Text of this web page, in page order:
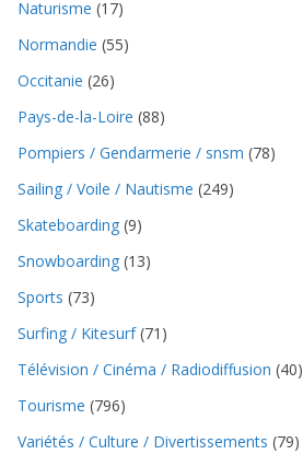
Naturisme (17)
Normandie (55)
Occitanie (26)
Pays-de-la-Loire (88)
Pompiers / Gendarmerie / snsm (78)
Sailing / Voile / Nautisme (249)
Skateboarding (9)
Snowboarding (13)
Sports (73)
Surfing / Kitesurf(71)
Télévision / Cinéma / Radiodiffusion (40)
Tourisme (796)
Variétés / Culture / Divertissements (79)